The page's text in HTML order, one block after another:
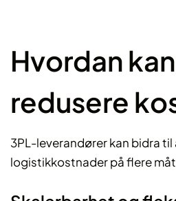
Hvordan
redusere
3PL-leverandører kan bidra til
logistikkostnader på flere